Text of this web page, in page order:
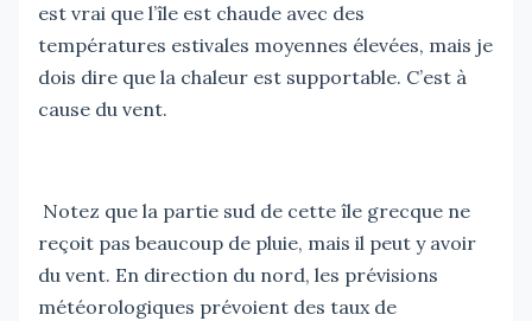
est vrai que l’île est chaude avec des
températures estivales moyennes élevées, mais je
dois dire que la chaleur est supportable. C’est à
cause du vent.
Notez que la partie sud de cette île grecque ne
reçoit pas beaucoup de pluie, mais il peut y avoir
du vent. En direction du nord, les prévisions
météorologiques prévoient des taux de